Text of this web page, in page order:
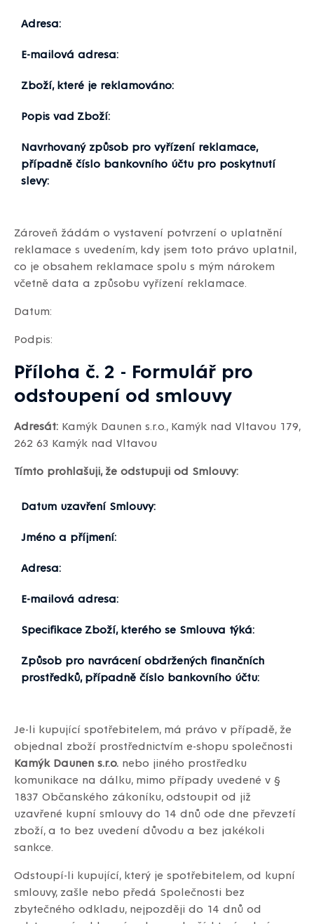
Adresa:
E-mailová adresa:
Zboží, které je reklamováno:
Popis vad Zboží:
Navrhovaný způsob pro vyřízení reklamace,
případně číslo bankovního účtu pro poskytnutí
slevy:
Zároveň žádám o vystavení potvrzení o uplatnění
reklamace s uvedením, kdy jsem toto právo uplatnil,
co je obsahem reklamace spolu s mým nárokem
včetně data a způsobu vyřízení reklamace.
Datum:
Podpis:
Příloha č. 2 - Formulář pro
odstoupení od smlouvy
Adresát: Kamýk Daunen s.r.o., Kamýk nad Vltavou 179,
262 63 Kamýk nad Vltavou
Tímto prohlašuji, že odstupuji od Smlouvy:
Datum uzavření Smlouvy:
Jméno a příjmení:
Adresa:
E-mailová adresa:
Specifikace Zboží, kterého se Smlouva týká:
Způsob pro navrácení obdržených finančních
prostředků, případně číslo bankovního účtu:
Je-li kupující spotřebitelem, má právo v případě, že
objednal zboží prostřednictvím e-shopu společnosti
Kamýk Daunen s.r.o. nebo jiného prostředku
komunikace na dálku, mimo případy uvedené v §
1837 Občanského zákoníku, odstoupit od již
uzavřené kupní smlouvy do 14 dnů ode dne převzetí
zboží, a to bez uvedení důvodu a bez jakékoli
sankce.
Odstoupí-li kupující, který je spotřebitelem, od kupní
smlouvy, zašle nebo předá Společnosti bez
zbytečného odkladu, nejpozději do 14 dnů od